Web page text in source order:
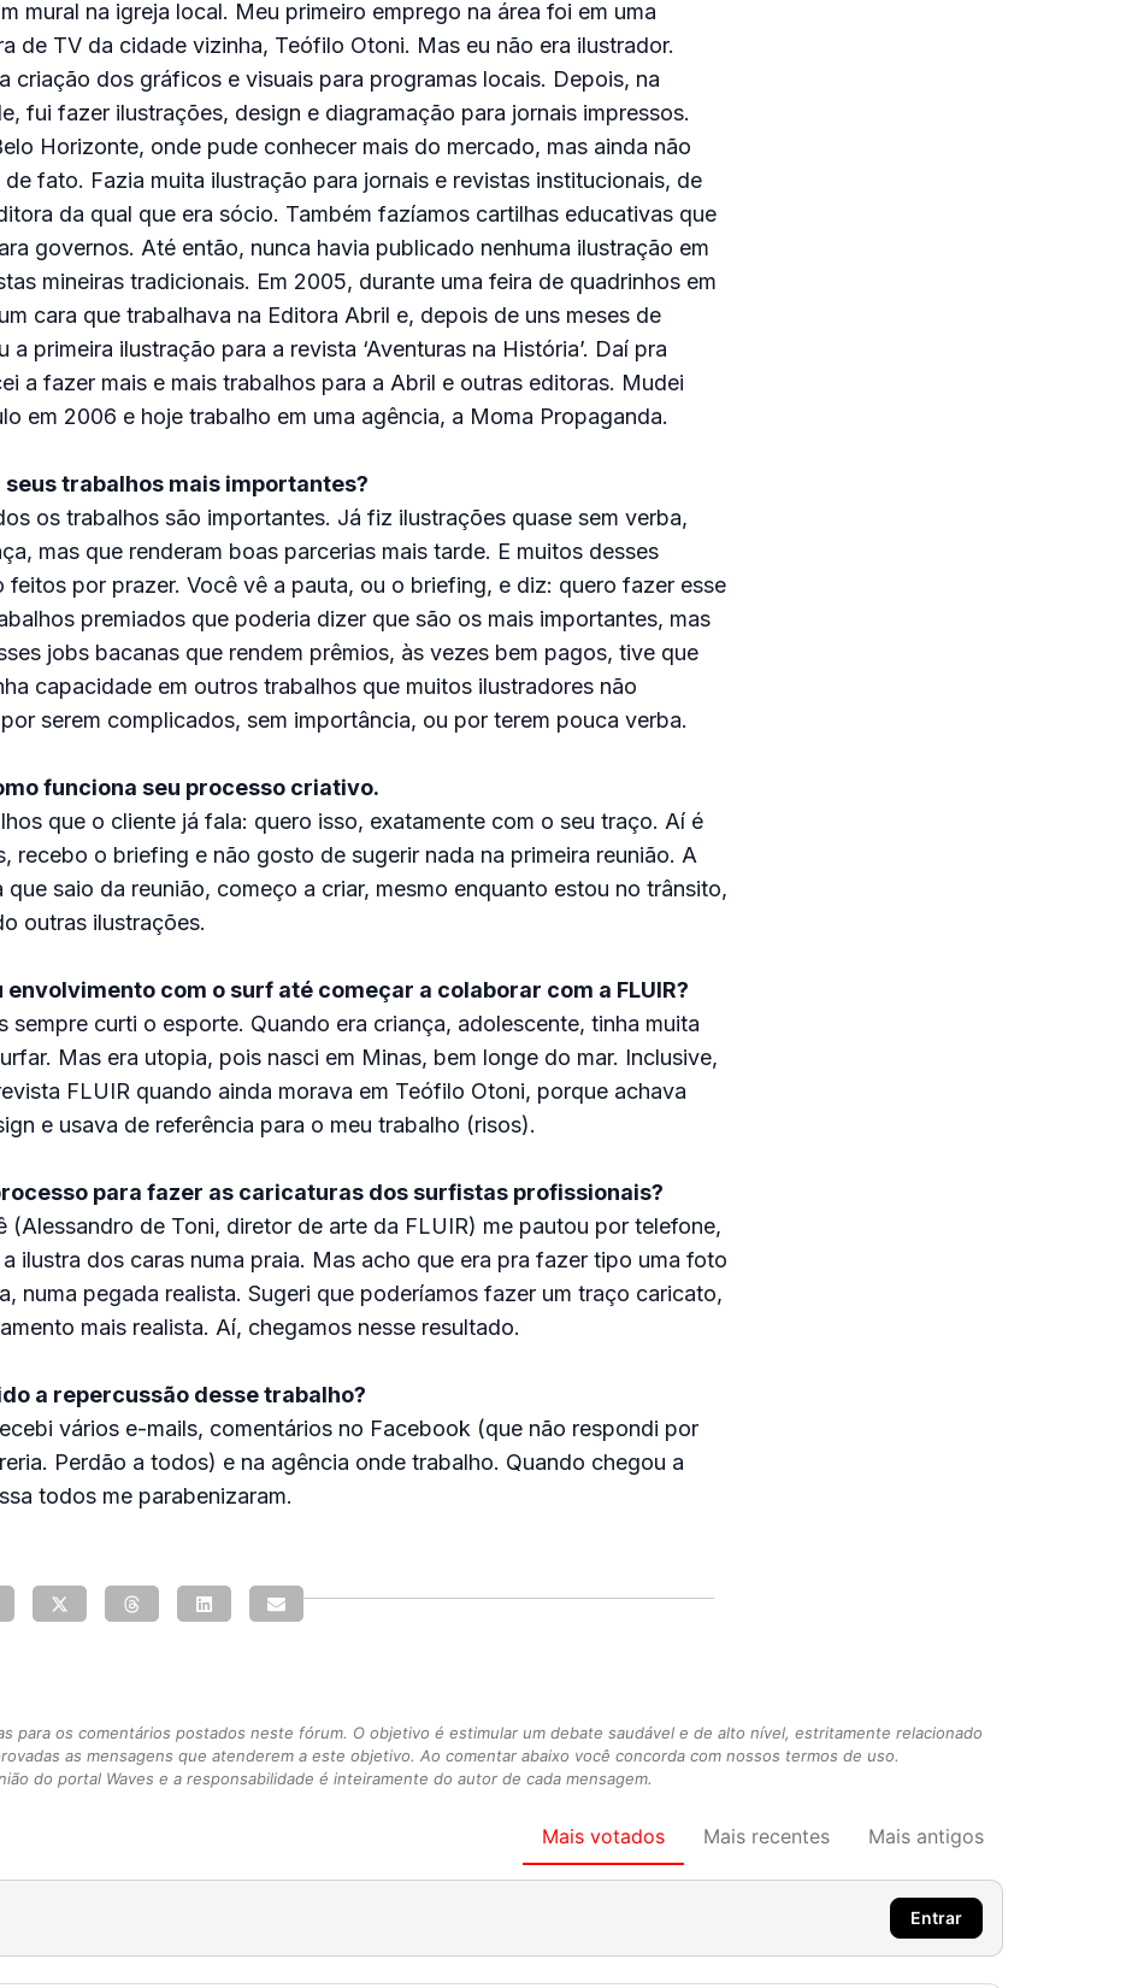
mural na igreja local. Meu primeiro emprego na área foi em uma
de TV da cidade vizinha, Teófilo Otoni. Mas eu não era ilustrador.
criação dos gráficos e visuais para programas locais. Depois, na
fui fazer ilustrações, design e diagramação para jornais impressos.
Horizonte, onde pude conhecer mais do mercado, mas ainda não
de fato. Fazia muita ilustração para jornais e revistas institucionais, de
da qual que era sócio. Também fazíamos cartilhas educativas que
governos. Até então, nunca havia publicado nenhuma ilustração em
mineiras tradicionais. Em 2005, durante uma feira de quadrinhos em
cara que trabalhava na Editora Abril e, depois de uns meses de
a primeira ilustração para a revista ‘Aventuras na História’. Daí pra
a fazer mais e mais trabalhos para a Abril e outras editoras. Mudei
em 2006 e hoje trabalho em uma agência, a Moma Propaganda.
seus trabalhos mais importantes?
os trabalhos são importantes. Já fiz ilustrações quase sem verba,
mas que renderam boas parcerias mais tarde. E muitos desses
feitos por prazer. Você vê a pauta, ou o briefing, e diz: quero fazer esse
premiados que poderia dizer que são os mais importantes, mas
jobs bacanas que rendem prêmios, às vezes bem pagos, tive que
capacidade em outros trabalhos que muitos ilustradores não
serem complicados, sem importância, ou por terem pouca verba.
funciona seu processo criativo.
que o cliente já fala: quero isso, exatamente com o seu traço. Aí é
recebo o briefing e não gosto de sugerir nada na primeira reunião. A
que saio da reunião, começo a criar, mesmo enquanto estou no trânsito,
outras ilustrações.
envolvimento com o surf até começar a colaborar com a FLUIR?
sempre curti o esporte. Quando era criança, adolescente, tinha muita
Mas era utopia, pois nasci em Minas, bem longe do mar. Inclusive,
FLUIR quando ainda morava em Teófilo Otoni, porque achava
e usava de referência para o meu trabalho (risos).
para fazer as caricaturas dos surfistas profissionais?
(Alessandro de Toni, diretor de arte da FLUIR) me pautou por telefone,
ilustra dos caras numa praia. Mas acho que era pra fazer tipo uma foto
numa pegada realista. Sugeri que poderíamos fazer um traço caricato,
mais realista. Aí, chegamos nesse resultado.
a repercussão desse trabalho?
vários e-mails, comentários no Facebook (que não respondi por
Perdão a todos) e na agência onde trabalho. Quando chegou a
todos me parabenizaram.
para os comentários postados neste fórum. O objetivo é estimular um debate saudável e de alto nível, estritamente relacionado
as mensagens que atenderem a este objetivo. Ao comentar abaixo você concorda com nossos termos de uso.
do portal Waves e a responsabilidade é inteiramente do autor de cada mensagem.
Mais votados Mais recentes Mais antigos
Entrar